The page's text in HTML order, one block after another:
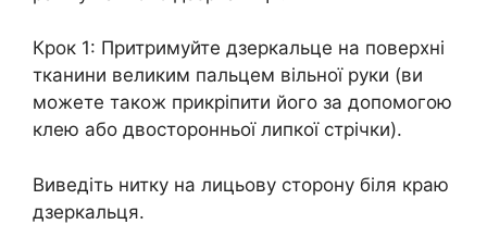
Крок 1: Притримуйте дзеркальце на поверхні
тканини великим пальцем вільної руки (ви
можете також прикріпити його за допомогою
клею або двосторонньої липкої стрічки).
Виведіть нитку на лицьову сторону біля краю
дзеркальця.